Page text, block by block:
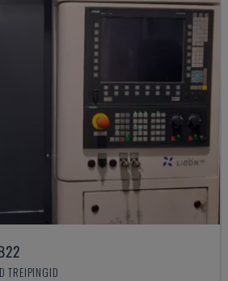
TREIPINGID